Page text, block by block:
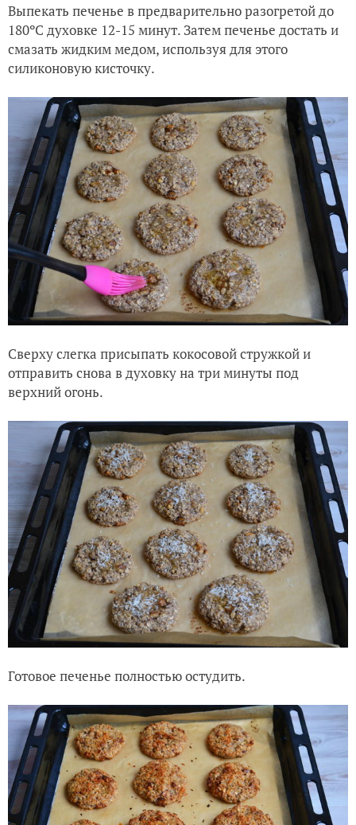
Выпекать печенье в предварительно разогретой до
180ºC духовке 12-15 минут. Затем печенье достать и
смазать жидким медом, используя для этого
силиконовую кисточку.
Сверху слегка присыпать кокосовой стружкой и
отправить снова в духовку на три минуты под
верхний огонь.
Готовое печенье полностью остудить.